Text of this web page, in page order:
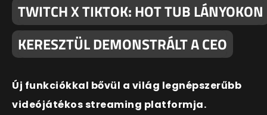
TWITCH X TIKTOK: HOT TUB LÁNYOKON
KERESZTÜL DEMONSTRÁLT A CEO
Új funkciókkal bővül a világ legnépszerűbb
videójátékos streaming platformja.